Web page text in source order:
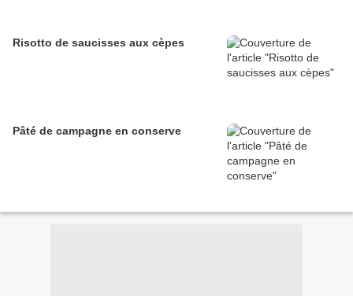
Risotto de saucisses aux cèpes
Pâté de campagne en conserve